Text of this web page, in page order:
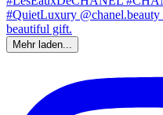
Mehr laden...